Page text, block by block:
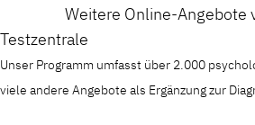
Weitere Online-Angebote
Testzentrale
Unser Programm umfasst über 2.000
viele andere Angebote als Ergänzung zur